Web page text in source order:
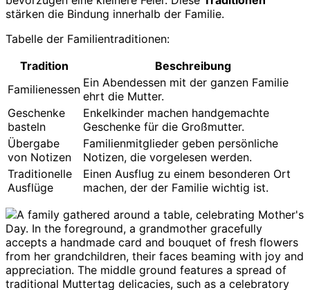
stärken die Bindung innerhalb der Familie.
Tabelle der Familientraditionen:
Tradition
Beschreibung
Familienessen Ein Abendessen mit der ganzen Familie
ehrt die Mutter.
Geschenke
basteln
Enkelkinder machen handgemachte
Geschenke für die Großmutter.
Übergabe
von Notizen
Familienmitglieder geben persönliche
Notizen, die vorgelesen werden.
Traditionelle
Ausflüge
Einen Ausflug zu einem besonderen Ort
machen, der der Familie wichtig ist.